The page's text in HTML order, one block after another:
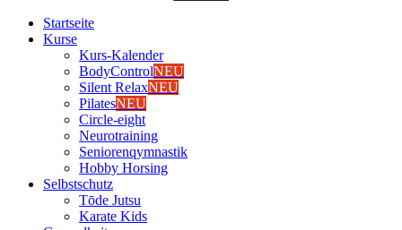
Start­sei­te
Kur­se
Kurs-Kalen­­der
Body­Con­trolNEU
Silent RelaxNEU
Pila­tesNEU
Cir­cle-eight
Neu­ro­trai­ning
Senio­ren­qym­nas­tik
Hob­by Hor­sing
Selbst­schutz
Tōde Jutsu
Kara­te Kids